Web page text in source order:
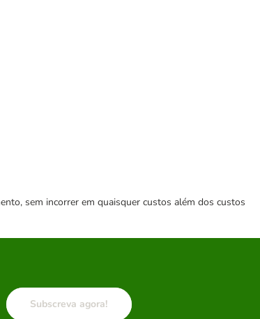
sem incorrer em quaisquer custos além dos custos
Subscreva agora!